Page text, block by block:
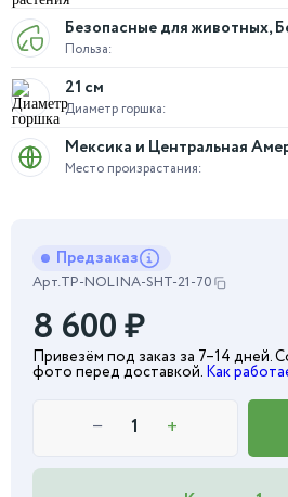
Польза:
Безопасные для животных,
Диаметр горшка:
21 см
Место произрастания:
Мексика и Центральная
Предзаказ
Арт.TP-NOLINA-SHT-21-70
8 600₽
Привезём под заказ за 7–14 дней.
фото перед доставкой. Как
− +